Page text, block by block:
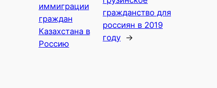
иммиграции
граждан
Казахстана в
Россию
гражданство для
россиян в 2019
году →